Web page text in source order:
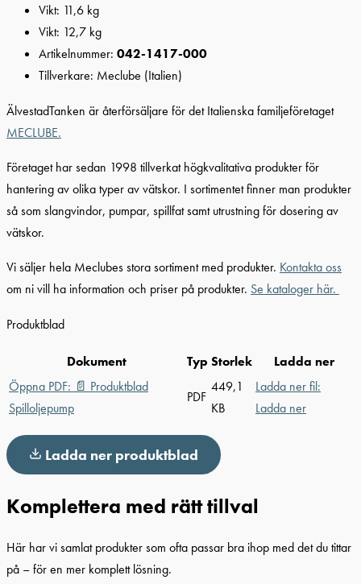
Vikt: 11,6 kg
Vikt: 12,7 kg
Artikelnummer: 042-1417-000
Tillverkare: Meclube (Italien)
ÄlvestadTanken är återförsäljare för det Italienska familjeföretaget
MECLUBE.
Företaget har sedan 1998 tillverkat högkvalitativa produkter för
hantering av olika typer av vätskor. I sortimentet finner man produkter
så som slangvindor, pumpar, spillfat samt utrustning för dosering av
vätskor.
Vi säljer hela Meclubes stora sortiment med produkter. Kontakta oss
om ni vill ha information och priser på produkter. Se kataloger här.
Produktblad
Dokument Typ Storlek
Ladda ner
Öppna PDF: 📄 Produktblad
Spilloljepump
PDF
449,1
KB
Ladda ner fil:
Ladda ner
Ladda ner produktblad
Komplettera med rätt tillval
Här har vi samlat produkter som ofta passar bra ihop med det du tittar
på – för en mer komplett lösning.